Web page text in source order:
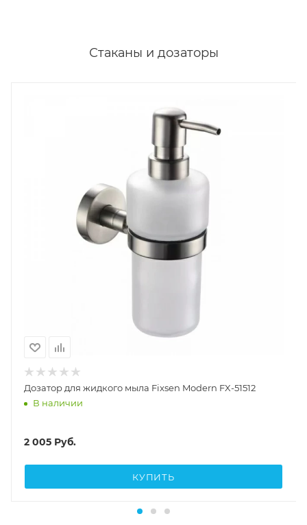
Стаканы и дозаторы
Дозатор для жидкого мыла Fixsen Modern FX-51512
В наличии
2 005 Руб.
КУПИТЬ